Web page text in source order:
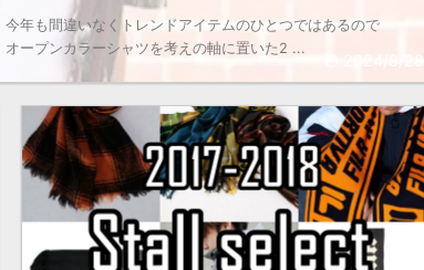
2024/8/28
年も間違いなくトレンドアイテムのひとつではあるので
ープンカラーシャツを考えの軸に置いた2 ...